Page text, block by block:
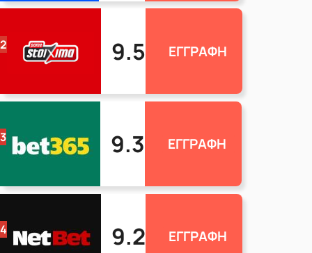
2 9.5 ΕΓΓΡΑΦΗ
3 9.3 ΕΓΓΡΑΦΗ
4 9.2 ΕΓΓΡΑΦΗ